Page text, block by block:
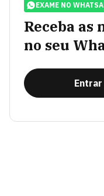
EXAME NO
Receba as
no seu
Entrar